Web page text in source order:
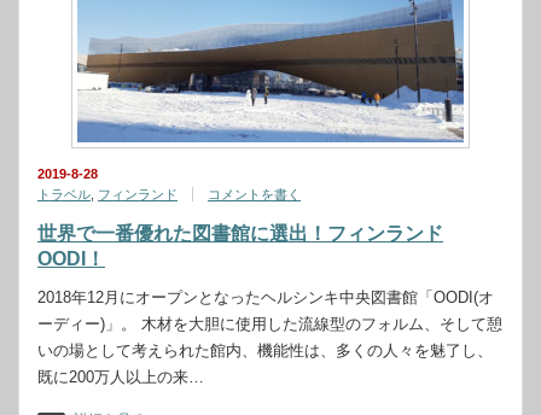
2019-8-28
トラベル フィンランド コメントを書く
世界で一番優れた図書館に選出！フィンランド
OODI！
2018年12月にオープンとなったヘルシンキ中央図書館「OODI(オ
ーディー)」。 木材を大胆に使用した流線型のフォルム、そして憩
いの場として考えられた館内、機能性は、多くの人々を魅了し、
既に200万人以上の来…